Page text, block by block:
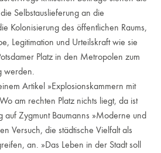
Selbstauslieferung an die
Kolonisierung des öffentlichen Raums,
Legitimation und Urteilskraft wie sie
Platz in den Metropolen zum
werden.
Artikel »Explosionskammern mit
am rechten Platz nichts liegt, da ist
auf Zygmunt Baumanns »Moderne und
Versuch, die städtische Vielfalt als
an. »Das Leben in der Stadt soll